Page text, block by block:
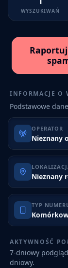
WYSZUKIWAŃ
INFORMACJE O
Podstawowe
OPERATOR
Nieznany
Nieznany
TYP
AKTYWNOŚĆ
7-dniowy
dniowy.